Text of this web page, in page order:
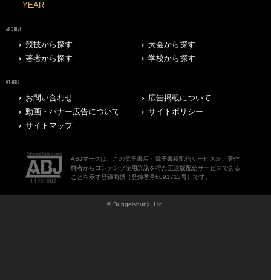
YEAR
ARCHIVE
競技から探す
大会から探す
著者から探す
学校から探す
OTHERS
お問い合わせ
広告掲載について
動画・バナー広告について
サイトポリシー
サイトマップ
ABJマークは、この電子書店・電子書籍配信サービスが、著作
権者からコンテンツ使用許諾を得た正規版配信サービスである
ことを示す登録商標（登録番号6091713号）です。
© Bungeishunju Ltd.